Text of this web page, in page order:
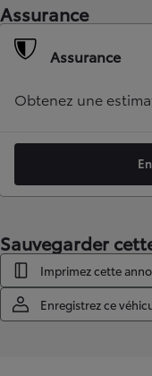
Assurance
Assurance
Obtenez une
Sauvegarder
Imprimez cette
Enregistrez ce